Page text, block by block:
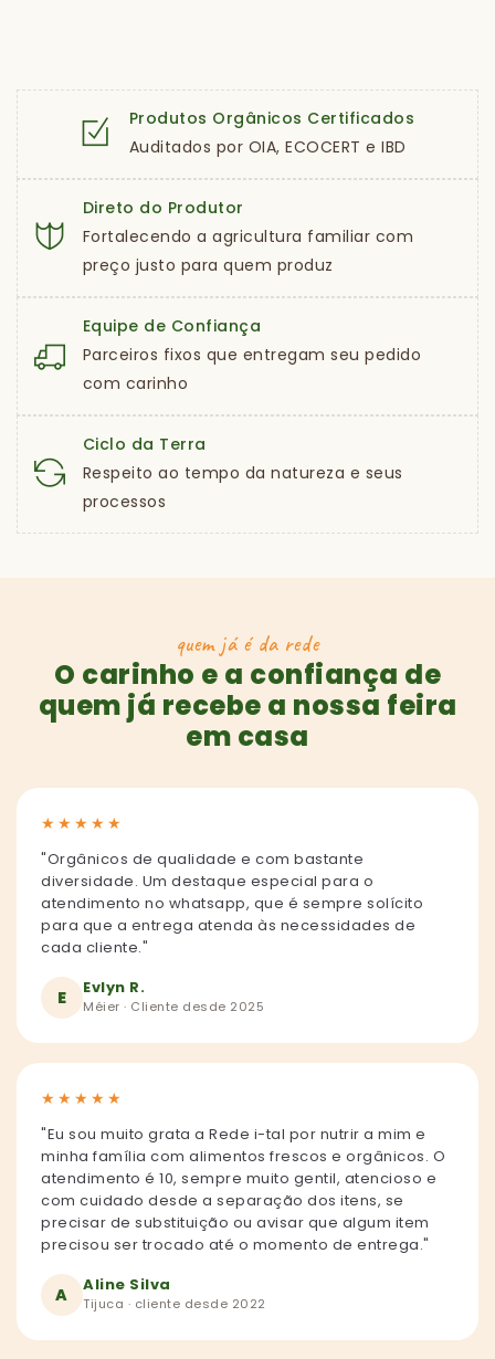
Produtos Orgânicos Certificados
Auditados por OIA, ECOCERT e IBD
Direto do Produtor
Fortalecendo a agricultura familiar com
preço justo para quem produz
Equipe de Confiança
Parceiros fixos que entregam seu pedido
com carinho
Ciclo da Terra
Respeito ao tempo da natureza e seus
processos
quem já é da rede
O carinho e a confiança de
quem já recebe a nossa feira
em casa
★ ★ ★ ★ ★
"Orgânicos de qualidade e com bastante
diversidade. Um destaque especial para o
atendimento no whatsapp, que é sempre solícito
para que a entrega atenda às necessidades de
cada cliente."
E Evlyn R.
Méier · Cliente desde 2025
★ ★ ★ ★ ★
"Eu sou muito grata a Rede i-tal por nutrir a mim e
minha família com alimentos frescos e orgânicos. O
atendimento é 10, sempre muito gentil, atencioso e
com cuidado desde a separação dos itens, se
precisar de substituição ou avisar que algum item
precisou ser trocado até o momento de entrega."
A Aline Silva
Tijuca · cliente desde 2022